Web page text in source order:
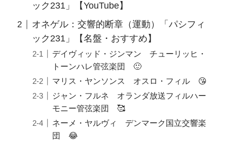
ック231」【YouTube】
オネゲル：交響的断章（運動）「パシフィ
ック231」【名盤・おすすめ】
デイヴィッド・ジンマン チューリッヒ・
トーンハレ管弦楽団 🙂
マリス・ヤンソンス オスロ・フィル 😘
ジャン・フルネ オランダ放送フィルハー
モニー管弦楽団 🥰
ネーメ・ヤルヴィ デンマーク国立交響楽
団 😂